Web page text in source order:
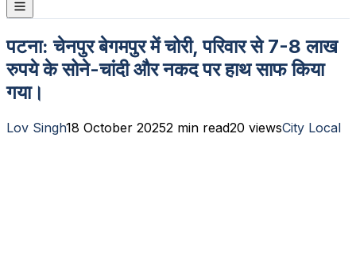
पटना: चेनपुर बेगमपुर में चोरी, परिवार से 7-8 लाख
रुपये के सोने-चांदी और नकद पर हाथ साफ किया
गया।
Lov Singh18 October 20252 min read20 viewsCity Local